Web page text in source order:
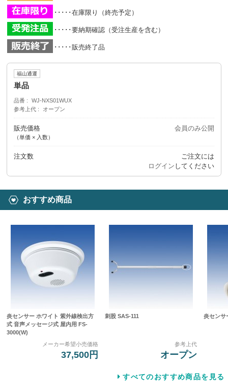
･････在庫限り（終売予定）
･････要納期確認（受注生産を含む）
･････販売終了品
福山通運
単品
品番
WJ-NXS01WUX
参考上代
オープン
販売価格
（単価 × 入数）
会員のみ公開
注文数
ご注文には
ログイン してください
おすすめ商品
炎センサー ホワイト 紫外線検出方
式 音声メッセージ式 屋内用 FS-
3000(W)
メーカー希望小売価格
37,500円
刺股 SAS-111
参考上代
オープン
炎センサ
すべてのおすすめ商品を見る